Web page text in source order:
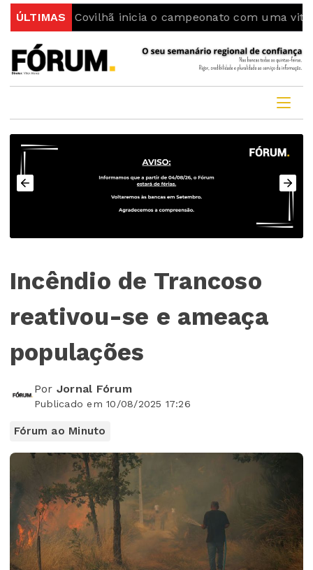
ÚLTIMAS
da Covilhã inicia o campeonato com uma vitória
Incêndio de Trancoso
reativou-se e ameaça
populações
Por Jornal Fórum
Publicado em 10/08/2025 17:26
Fórum ao Minuto